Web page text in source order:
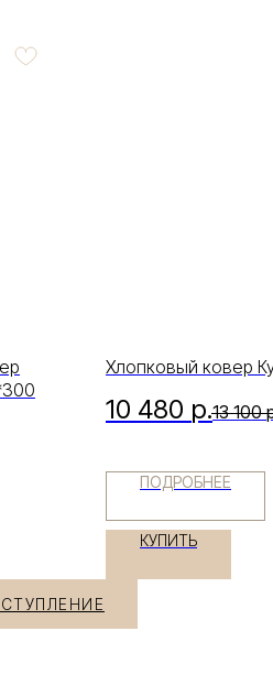
Хлопковый ковер
10 480 р.13 100
ПОДРОБНЕЕ
КУПИТЬ